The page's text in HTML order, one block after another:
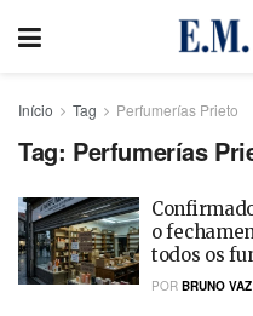
Início Tag Perfumerías Prieto
Tag: Perfumerías
o
todos os
POR BRUNO VAZ